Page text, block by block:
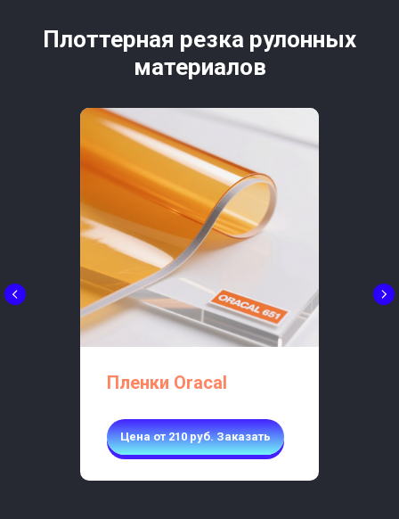
Плоттерная резка рулонных
материалов
Пленки Oracal
Цена от 210 руб. Заказать